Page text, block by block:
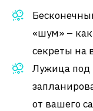
«шум» –
секреты на
Лужица под
от вашего